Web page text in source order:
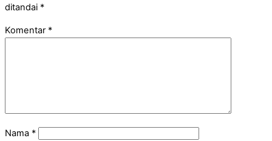
ditandai *
Komentar *
Nama *